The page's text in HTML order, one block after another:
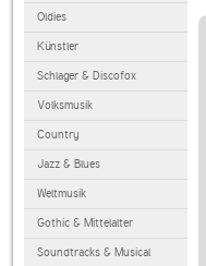
Oldies
Künstler
Schlager & Discofox
Volksmusik
Country
Jazz & Blues
Weltmusik
Gothic & Mittelalter
Soundtracks & Musical